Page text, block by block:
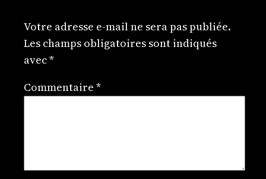
Votre adresse e-mail ne sera pas publiée.
Les champs obligatoires sont indiqués
avec*
Commentaire*